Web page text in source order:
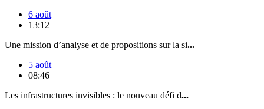
6 août
13:12
Une mission d’analyse et de propositions sur la si...
5 août
08:46
Les infrastructures invisibles : le nouveau défi d...